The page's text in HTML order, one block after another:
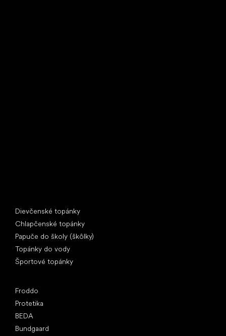
Dievčenské topánky
Chlapčenské topánky
Papuče do školy (škôlky)
Topánky do vody
Športové topánky
Froddo
Protetika
BEDA
Bundgaard